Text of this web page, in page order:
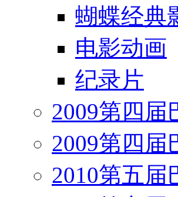
蝴蝶经典
电影动画
纪录片
2009第四届
2009第四届
2010第五届